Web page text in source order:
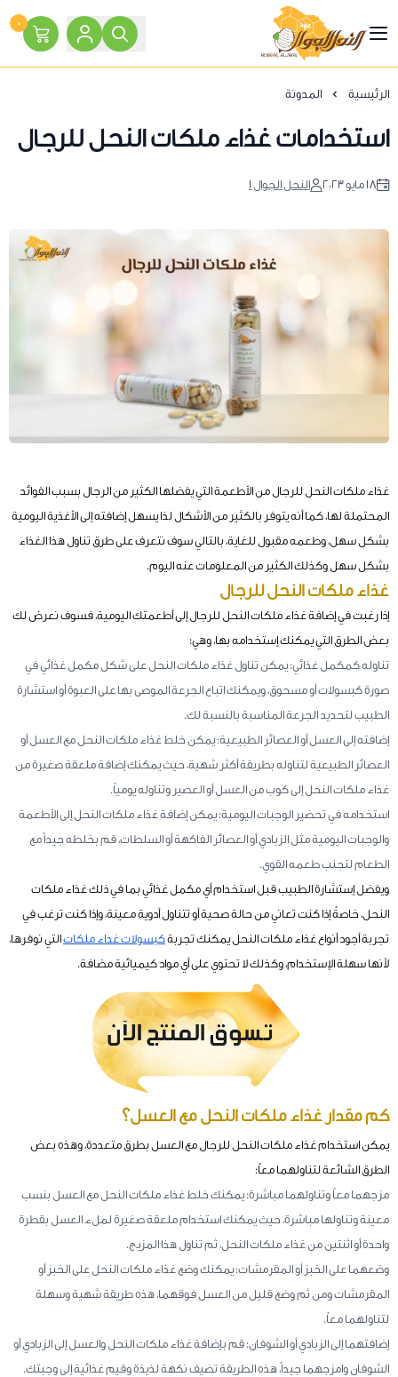
النحل الجوال
٠
الرئيسية المدونة
استخدامات غذاء ملكات النحل للرجال
١٨ مايو ٢٠٢٣ النحل الجوال 1
غذاء ملكات النحل للرجال من الأطعمة التي يفضلها الكثير من الرجال بسبب الفوائد
المحتملة لها، كما أنه يتوفر بالكثير من الأشكال لذا يسهل إضافته إلى الأغذية اليومية
بشكل سهل، وطعمه مقبول للغاية، بالتالي سوف نتعرف على طرق تناول هذا الغذاء
بشكل سهل وكذلك الكثير من المعلومات عنه اليوم.
غذاء ملكات النحل للرجال
إذا رغبت في إضافة غذاء ملكات النحل للرجال إلى أطعمتك اليومية، فسوف نعرض لك
بعض الطرق التي يمكنك إستخدامه بها، وهي:
تناوله كمكمل غذائي: يمكن تناول غذاء ملكات النحل على شكل مكمل غذائي في
صورة كبسولات أو مسحوق، ويمكنك اتباع الجرعة الموصى بها على العبوة أو استشارة
الطبيب لتحديد الجرعة المناسبة بالنسبة لك.
إضافته إلى العسل أو العصائر الطبيعية: يمكن خلط غذاء ملكات النحل مع العسل أو
العصائر الطبيعية لتناوله بطريقة أكثر شهية، حيث يمكنك إضافة ملعقة صغيرة من
غذاء ملكات النحل إلى كوب من العسل أو العصير وتناوله يومياً.
استخدامه في تحضير الوجبات اليومية: يمكن إضافة غذاء ملكات النحل إلى الأطعمة
والوجبات اليومية مثل الزبادي أو العصائر الفاكهة أو السلطات، قم بخلطه جيداً مع
الطعام لتجنب طعمه القوي.
ويفضل إستشارة الطبيب قبل استخدام أي مكمل غذائي بما في ذلك غذاء ملكات
النحل، خاصةً إذا كنت تعاني من حالة صحية أو تتناول أدوية معينة، وإذا كنت ترغب في
تجربة أجود أنواع غذاء ملكات النحل يمكنك تجربةكبسولات غداء ملكاتالتي نوفرها،
لأنها سهلة الإستخدام، وكذلك لا تحتوي على أي مواد كيميائية مضافة.
كم مقدار غذاء ملكات النحل مع العسل؟
يمكن استخدام غذاء ملكات النحل للرجال مع العسل بطرق متعددة، وهذه بعض
الطرق الشائعة لتناولهما معاً:
مزجهما معاً وتناولهما مباشرة: يمكنك خلط غذاء ملكات النحل مع العسل بنسب
معينة وتناولها مباشرة، حيث يمكنك استخدام ملعقة صغيرة لملء العسل بقطرة
واحدة أو اثنتين من غذاء ملكات النحل، ثم تناول هذا المزيج.
وضعهما على الخبز أو المقرمشات: يمكنك وضع غذاء ملكات النحل على الخبز أو
المقرمشات ومن ثم وضع قليل من العسل فوقهما، هذه طريقة شهية وسهلة
لتناولهما معاً.
إضافتهما إلى الزبادي أو الشوفان: قم بإضافة غذاء ملكات النحل والعسل إلى الزبادي أو
الشوفان وامزجهما جيداً، هذه الطريقة تضيف نكهة لذيذة وقيم غذائية إلى وجبتك.